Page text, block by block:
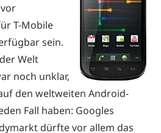
T-Mobile
sein.
Welt
noch unklar,
den weltweiten Android-
Fall haben: Googles
dürfte vor allem das